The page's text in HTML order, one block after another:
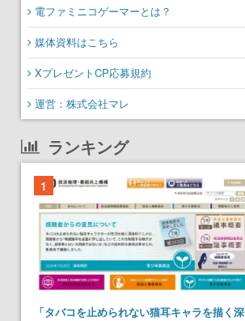
電ファミニコゲーマーとは？
媒体資料はこちら
XプレゼントCP応募規約
運営：株式会社マレ
ランキング
1
「タバコを止められない猫耳キャラを描く深